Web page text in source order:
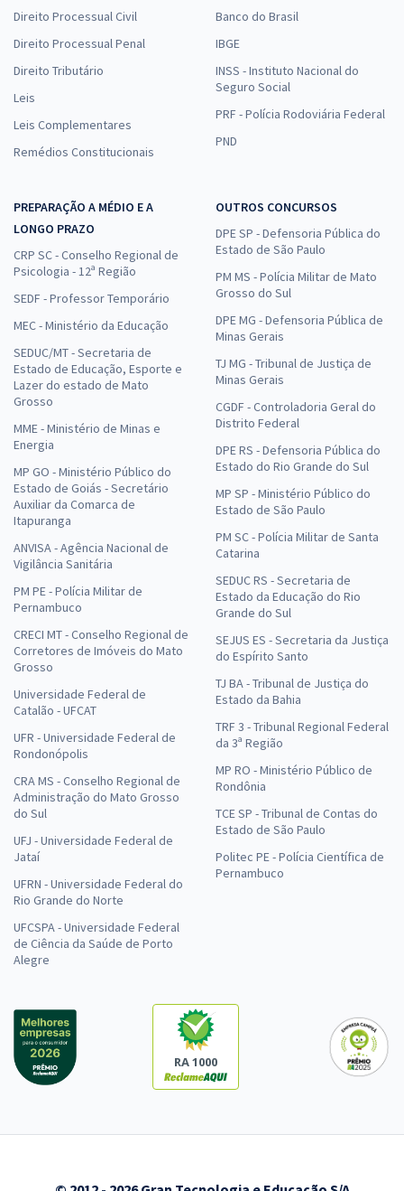
Direito Processual Civil
Direito Processual Penal
Direito Tributário
Leis
Leis Complementares
Remédios Constitucionais
Banco do Brasil
IBGE
INSS - Instituto Nacional do
Seguro Social
PRF - Polícia Rodoviária Federal
PND
PREPARAÇÃO A MÉDIO E A
LONGO PRAZO
CRP SC - Conselho Regional de
Psicologia - 12ª Região
SEDF - Professor Temporário
MEC - Ministério da Educação
SEDUC/MT - Secretaria de
Estado de Educação, Esporte e
Lazer do estado de Mato
Grosso
MME - Ministério de Minas e
Energia
MP GO - Ministério Público do
Estado de Goiás - Secretário
Auxiliar da Comarca de
Itapuranga
ANVISA - Agência Nacional de
Vigilância Sanitária
PM PE - Polícia Militar de
Pernambuco
CRECI MT - Conselho Regional de
Corretores de Imóveis do Mato
Grosso
Universidade Federal de
Catalão - UFCAT
UFR - Universidade Federal de
Rondonópolis
CRA MS - Conselho Regional de
Administração do Mato Grosso
do Sul
UFJ - Universidade Federal de
Jataí
UFRN - Universidade Federal do
Rio Grande do Norte
UFCSPA - Universidade Federal
de Ciência da Saúde de Porto
Alegre
OUTROS CONCURSOS
DPE SP - Defensoria Pública do
Estado de São Paulo
PM MS - Polícia Militar de Mato
Grosso do Sul
DPE MG - Defensoria Pública de
Minas Gerais
TJ MG - Tribunal de Justiça de
Minas Gerais
CGDF - Controladoria Geral do
Distrito Federal
DPE RS - Defensoria Pública do
Estado do Rio Grande do Sul
MP SP - Ministério Público do
Estado de São Paulo
PM SC - Polícia Militar de Santa
Catarina
SEDUC RS - Secretaria de
Estado da Educação do Rio
Grande do Sul
SEJUS ES - Secretaria da Justiça
do Espírito Santo
TJ BA - Tribunal de Justiça do
Estado da Bahia
TRF 3 - Tribunal Regional Federal
da 3ª Região
MP RO - Ministério Público de
Rondônia
TCE SP - Tribunal de Contas do
Estado de São Paulo
Politec PE - Polícia Científica de
Pernambuco
RA 1000